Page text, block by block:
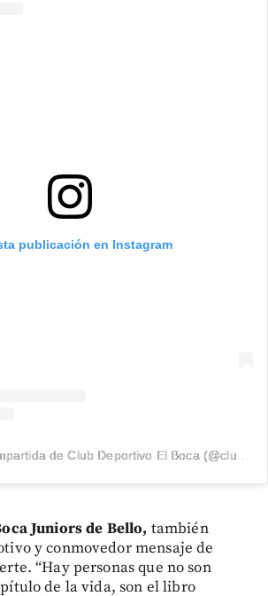
publicación en Instagram
Una publicación compartida de Club Deportivo El Boca (@clubelboca)
Juniors de Bello, también
y conmovedor mensaje de
“Hay personas que no son
de la vida, son el libro